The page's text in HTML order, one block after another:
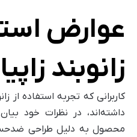
عوارض
زانوبند
کاربرانی که تجربه استفاده از
داشته‌اند، در نظرات خود
محصول به دلیل طراحی